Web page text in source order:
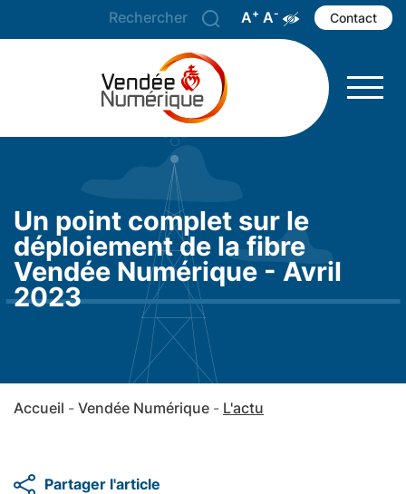
A+ Agrandir le texte
A- Réduire le texte
Augmenter
Contact
Un point complet sur le
déploiement de la fibre
Vendée Numérique - Avril
2023
Accueil Vendée Numérique L'actu
Partager l'article